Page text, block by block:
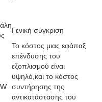
Γενική σύγκριση
Το κόστος μιας εφάπαξ
επένδυσης του
εξοπλισμού είναι
υψηλό,και το κόστος
συντήρησης της
αντικατάστασης του